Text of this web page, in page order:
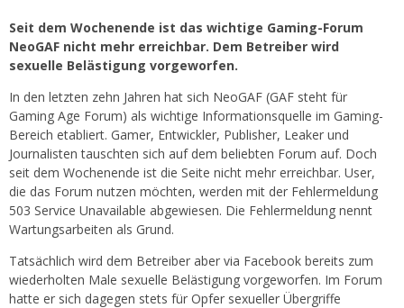
Seit dem Wochenende ist das wichtige Gaming-Forum
NeoGAF nicht mehr erreichbar. Dem Betreiber wird
sexuelle Belästigung vorgeworfen.
In den letzten zehn Jahren hat sich NeoGAF (GAF steht für
Gaming Age Forum) als wichtige Informationsquelle im Gaming-
Bereich etabliert. Gamer, Entwickler, Publisher, Leaker und
Journalisten tauschten sich auf dem beliebten Forum auf. Doch
seit dem Wochenende ist die Seite nicht mehr erreichbar. User,
die das Forum nutzen möchten, werden mit der Fehlermeldung
503 Service Unavailable abgewiesen. Die Fehlermeldung nennt
Wartungsarbeiten als Grund.
Tatsächlich wird dem Betreiber aber via Facebook bereits zum
wiederholten Male sexuelle Belästigung vorgeworfen. Im Forum
hatte er sich dagegen stets für Opfer sexueller Übergriffe